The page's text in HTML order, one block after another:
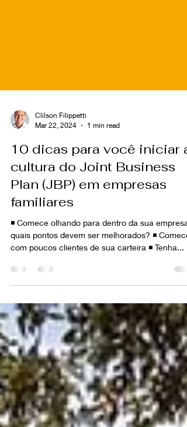
Clilson Filippetti
Mar 22, 2024
10 dicas para você iniciar a
cultura do Joint Business
Plan (JBP) em empresas
familiares
◾ Comece olhando para dentro da sua empresa:
quais pontos devem ser melhorados? ◾ Comece